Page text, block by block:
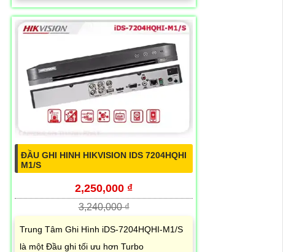
ĐẦU GHI HINH HIKVISION IDS 7204HQHI
M1/S
2,250,000 ₫
3,240,000 ₫
Trung Tâm Ghi Hình iDS-7204HQHI-M1/S
là một Đầu ghi tối ưu hơn Turbo